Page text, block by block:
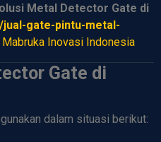
Metal Detector Gate di
jual-gate-pintu-metal-
Mabruka Inovasi Indonesia
Gate di
dalam situasi berikut: